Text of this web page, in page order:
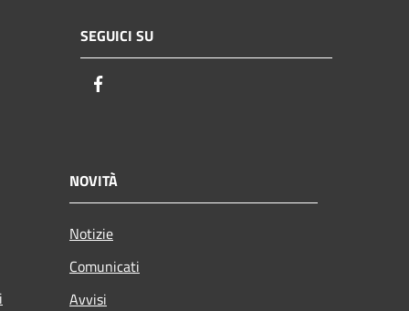
SEGUICI SU
NOVITÀ
Notizie
Comunicati
Avvisi